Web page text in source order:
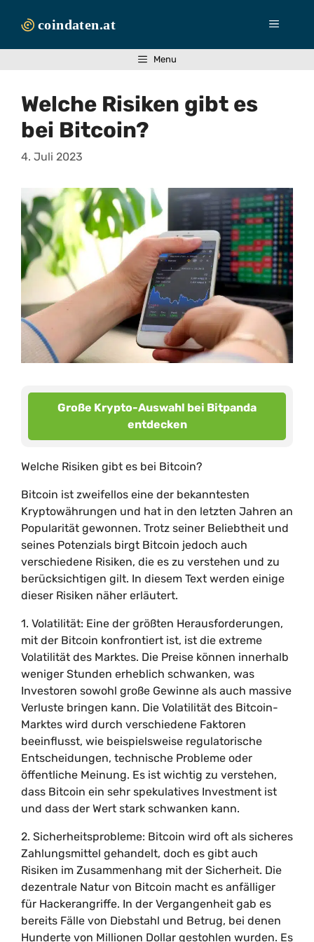
Inhalt
Menü
Menu
Welche Risiken gibt es
bei Bitcoin?
4. Juli 2023
Große Krypto-Auswahl bei Bitpanda
entdecken
Welche Risiken gibt es bei Bitcoin?
Bitcoin ist zweifellos eine der bekanntesten
Kryptowährungen und hat in den letzten Jahren an
Popularität gewonnen. Trotz seiner Beliebtheit und
seines Potenzials birgt Bitcoin jedoch auch
verschiedene Risiken, die es zu verstehen und zu
berücksichtigen gilt. In diesem Text werden einige
dieser Risiken näher erläutert.
1. Volatilität: Eine der größten Herausforderungen,
mit der Bitcoin konfrontiert ist, ist die extreme
Volatilität des Marktes. Die Preise können innerhalb
weniger Stunden erheblich schwanken, was
Investoren sowohl große Gewinne als auch massive
Verluste bringen kann. Die Volatilität des Bitcoin-
Marktes wird durch verschiedene Faktoren
beeinflusst, wie beispielsweise regulatorische
Entscheidungen, technische Probleme oder
öffentliche Meinung. Es ist wichtig zu verstehen,
dass Bitcoin ein sehr spekulatives Investment ist
und dass der Wert stark schwanken kann.
2. Sicherheitsprobleme: Bitcoin wird oft als sicheres
Zahlungsmittel gehandelt, doch es gibt auch
Risiken im Zusammenhang mit der Sicherheit. Die
dezentrale Natur von Bitcoin macht es anfälliger
für Hackerangriffe. In der Vergangenheit gab es
bereits Fälle von Diebstahl und Betrug, bei denen
Hunderte von Millionen Dollar gestohlen wurden. Es